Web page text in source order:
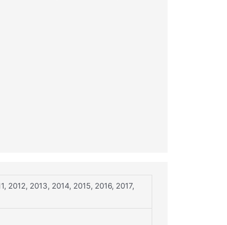
2012, 2013, 2014, 2015, 2016, 2017,